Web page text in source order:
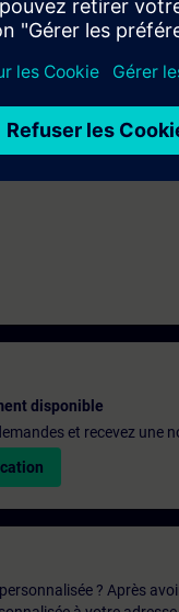
TIA Portal Step 7
disponible
et recevez une
? Après